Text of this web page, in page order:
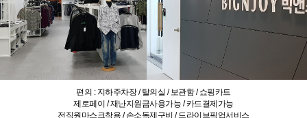
편의 : 지하주차장 / 탈의실 / 보관함 / 쇼핑카트
제로페이 / 재난지원금사용가능 / 카드결제가능
전직원마스크착용 / 손소독제구비 / 드라이브픽업서비스